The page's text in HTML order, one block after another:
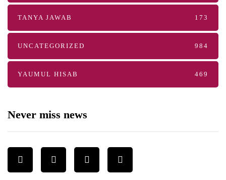
TANYA JAWAB 173
UNCATEGORIZED 984
YAUMUL HISAB 469
Never miss news